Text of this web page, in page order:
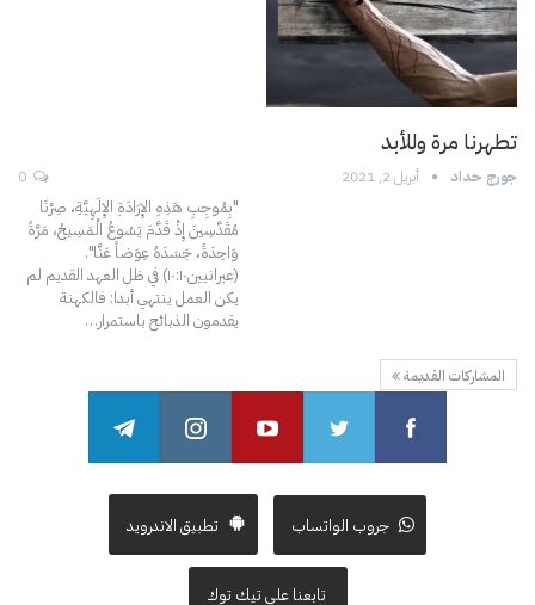
تطهرنا مرة وللأبد
جورج حداد أبريل 2, 2021
"بِمُوجِبِ هَذِهِ الإِرَادَةِ الإِلَهِيَّةِ، صِرْنَا
مُقَدَّسِينَ إِذْ قَدَّمَ يَسُوعُ الْمَسِيحُ، مَرَّةً
وَاحِدَةً، جَسَدَهُ عِوَضاً عَنَّا".
(عبرانيين١٠:١٠)
في ظل العهد القديم لم
يكن العمل ينتهي أبدا: فالكهنة
يقدمون الذبائح باستمرار…
المشاركات القديمة
جروب الواتساب تطبيق الاندرويد
تابعنا على تيك توك